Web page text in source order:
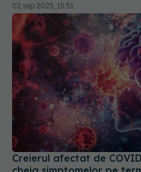
Creierul afectat de
cheia simptomelor pe
11 oct 2025, 15:54